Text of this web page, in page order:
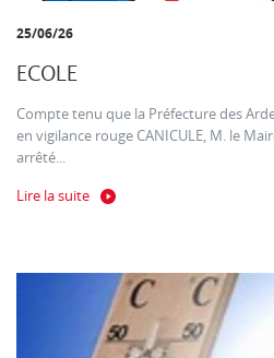
25/06/26
ECOLE
Compte tenu que la Préfecture des
en vigilance rouge CANICULE, M. le
arrêté...
Lire la suite